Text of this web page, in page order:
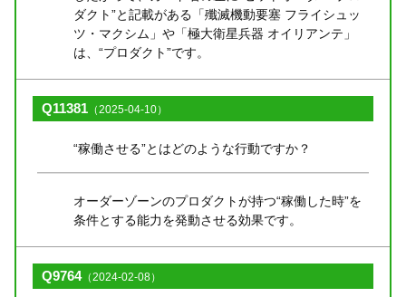
ダクト”と記載がある「殲滅機動要塞 フライシュッ
ツ・マクシム」や「極大衛星兵器 オイリアンテ」
は、“プロダクト”です。
Q11381 （2025-04-10）
“稼働させる”とはどのような行動ですか？
オーダーゾーンのプロダクトが持つ“稼働した時”を
条件とする能力を発動させる効果です。
Q9764（2024-02-08）